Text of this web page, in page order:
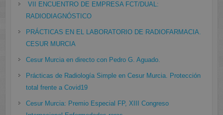
VII ENCUENTRO DE EMPRESA FCT/DUAL:
RADIODIAGNÓSTICO
PRÁCTICAS EN EL LABORATORIO DE RADIOFARMACIA.
CESUR MURCIA
Cesur Murcia en directo con Pedro G. Aguado.
Prácticas de Radiología Simple en Cesur Murcia. Protección
total frente a Covid19
Cesur Murcia: Premio Especial FP, XIII Congreso